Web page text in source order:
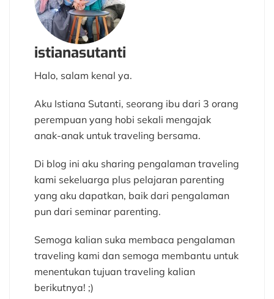
istianasutanti
Halo, salam kenal ya.
Aku Istiana Sutanti, seorang ibu dari 3 orang
perempuan yang hobi sekali mengajak
anak-anak untuk traveling bersama.
Di blog ini aku sharing pengalaman traveling
kami sekeluarga plus pelajaran parenting
yang aku dapatkan, baik dari pengalaman
pun dari seminar parenting.
Semoga kalian suka membaca pengalaman
traveling kami dan semoga membantu untuk
menentukan tujuan traveling kalian
berikutnya! ;)